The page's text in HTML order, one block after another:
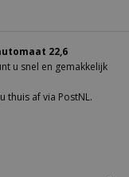
22,6
u snel en gemakkelijk
thuis af via PostNL.